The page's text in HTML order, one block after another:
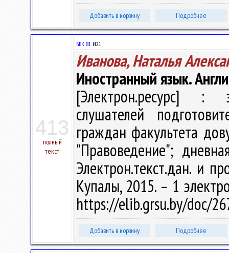
Добавить в корзину Подробнее
413
полный
текст
ББК 81.И21
Иванова, Наталья
Иностранный язык.
[Электрон.ресурс] :
слушателей
граждан факультета
"Правоведение";
Электрон.текст.дан. и
Купалы, 2015. – 1
https://elib.grsu.by/doc/
Добавить в корзину Подробнее